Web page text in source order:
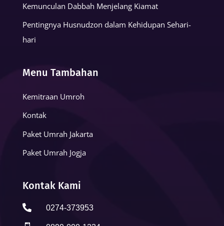
Kemunculan Dabbah Menjelang Kiamat
Pentingnya Husnudzon dalam Kehidupan Sehari-
hari
Menu Tambahan
Kemitraan Umroh
Kontak
Paket Umrah Jakarta
Paket Umrah Jogja
Kontak Kami
 0274-373953